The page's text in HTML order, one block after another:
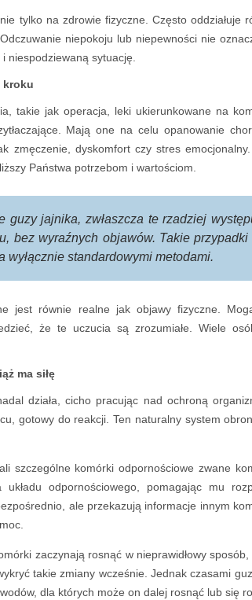
tylko na zdrowie fizyczne. Często oddziałuje
niepokoju lub niepewności nie
niespodziewaną sytuację.
kroku
takie jak operacja, leki ukierunkowane na
Mają one na celu opanowanie
zmęczenie, dyskomfort czy stres
Państwa potrzebom i wartościom.
guzy jajnika, zwłaszcza te rzadziej
bez wyraźnych objawów. Takie
wyłącznie standardowymi metodami.
jest równie realne jak objawy fizyczne.
że te uczucia są zrozumiałe. Wiele
ma siłę
działa, cicho pracując nad ochroną
gotowy do reakcji. Ten naturalny system
szczególne komórki odpornościowe zwane
układu odpornościowego, pomagając mu
ale przekazują informacje innym
zaczynają rosnąć w nieprawidłowy
takie zmiany wcześnie. Jednak czasami
dla których może on dalej rosnąć lub się